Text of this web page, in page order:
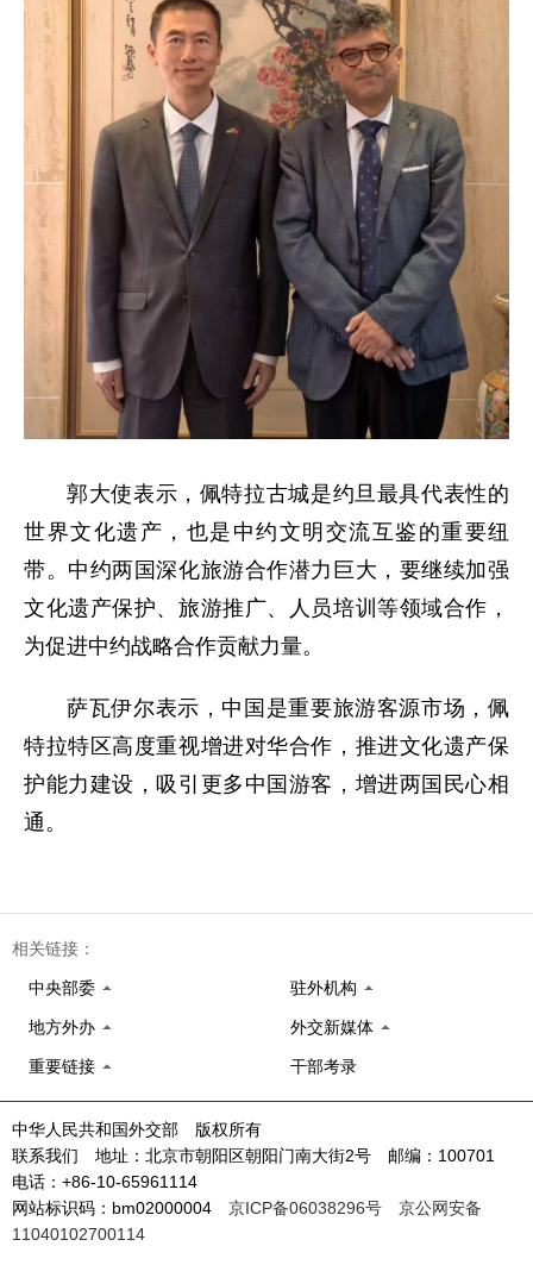
郭大使表示，佩特拉古城是约旦最具代表性的
世界文化遗产，也是中约文明交流互鉴的重要纽
带。中约两国深化旅游合作潜力巨大，要继续加强
文化遗产保护、旅游推广、人员培训等领域合作，
为促进中约战略合作贡献力量。
萨瓦伊尔表示，中国是重要旅游客源市场，佩
特拉特区高度重视增进对华合作，推进文化遗产保
护能力建设，吸引更多中国游客，增进两国民心相
通。
相关链接：
中央部委 驻外机构
地方外办 外交新媒体
重要链接 干部考录
中华人民共和国外交部 版权所有
联系我们 地址：北京市朝阳区朝阳门南大街2号 邮编：100701
电话：+86-10-65961114
网站标识码：bm02000004 京ICP备06038296号
京公网安备
11040102700114